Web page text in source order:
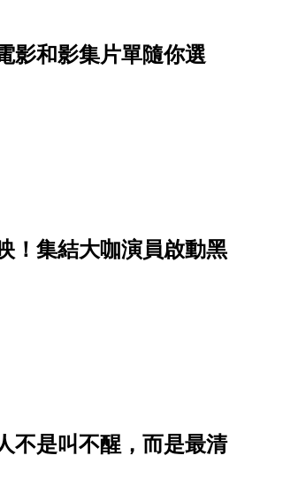
影和影集片單隨你選
！集結大咖演員啟動黑
不是叫不醒，而是最清